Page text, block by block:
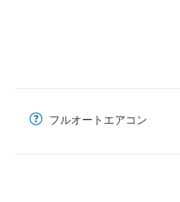
フルオートエアコン